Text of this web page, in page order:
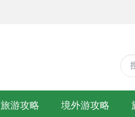
旅游攻略 境外游攻略